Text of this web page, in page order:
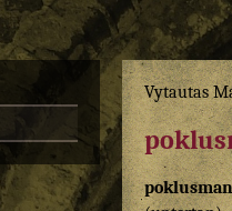
Vytautas
poklusman